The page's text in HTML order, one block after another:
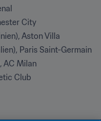
City
Aston Villa
Paris Saint-Germain
AC Milan
Club